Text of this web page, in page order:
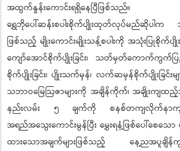
အထွက်နှုန်းကောင်းရရှိနေပြီဖြစ်သည်။
ရွှေဘိုပေါ်ဆန်းစပါးစိုက်ပျိုးထုတ်လုပ်မည်ဆိုပါက
ဖြစ်သည့် မျိုးကောင်းမျိုးသန့်စပါးကို အသုံးပြုစိုက်ပ
ကျော်အောင်စိုက်ပျိုးခြင်း၊ သတ်မှတ်ကောက်ကွက်
စိုက်ပျိုးခြင်း၊ ပျိုးသက်မှန်၊ လက်ဆမှန်စိုက်ပျိုးခြင်းမ
သဘာဝမြေဩဇာများကို အချိန်ကိုက်၊ အချိုးကျထ
နည်းလမ်း ၅ ချက်ကို စနစ်တကျလိုက်နာက
အရည်အသွေးကောင်းမွန်ပြီး မွှေးရနံ့ဖြစ်ပေါ်စေသေ
ထားသောအချက်များဖြစ်သည့် နေ့ညအပူချိန်ကွာ